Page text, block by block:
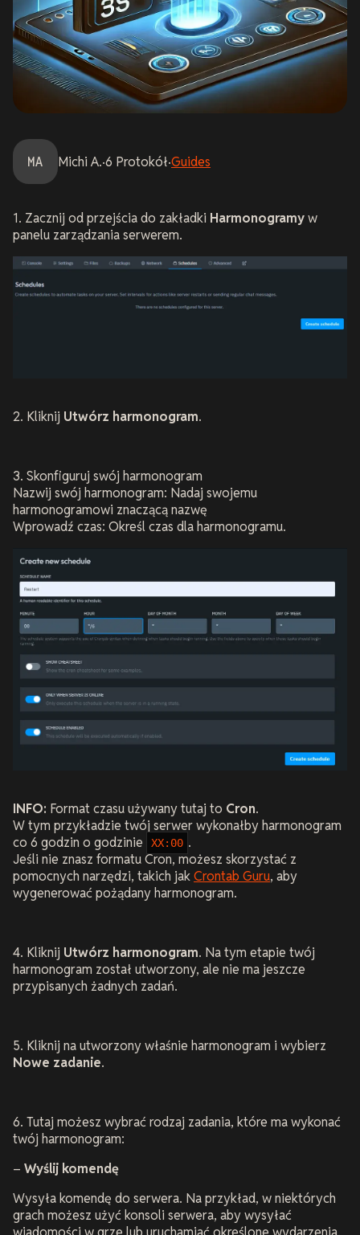
MA Michi A.·6 Protokół·Guides
1. Zacznij od przejścia do zakładki Harmonogramyw
panelu zarządzania serwerem.
2. Kliknij Utwórz harmonogram.
3. Skonfiguruj swój harmonogram
Nazwij swój harmonogram: Nadaj swojemu
harmonogramowi znaczącą nazwę
Wprowadź czas: Określ czas dla harmonogramu.
INFO: Format czasu używany tutaj to Cron.
W tym przykładzie twój serwer wykonałby harmonogram
co 6 godzin o godzinie
XX:00 .
Jeśli nie znasz formatu Cron, możesz skorzystać z
pomocnych narzędzi, takich jakCrontab Guru, aby
wygenerować pożądany harmonogram.
4. Kliknij Utwórz harmonogram. Na tym etapie twój
harmonogram został utworzony, ale nie ma jeszcze
przypisanych żadnych zadań.
5. Kliknij na utworzony właśnie harmonogram i wybierz
Nowe zadanie.
6. Tutaj możesz wybrać rodzaj zadania, które ma wykonać
twój harmonogram:
– Wyślij komendę
Wysyła komendę do serwera. Na przykład, w niektórych
grach możesz użyć konsoli serwera, aby wysyłać